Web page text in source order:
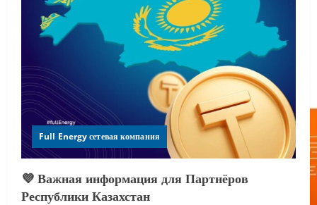
Full Energy сетевая компания
💜 Важная информация для Партнёров
Республики Казахстан